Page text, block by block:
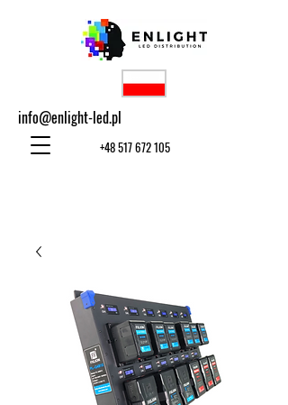
info@enlight-led.pl
+48 517 672 105